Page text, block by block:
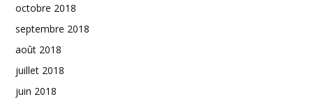
octobre 2018
septembre 2018
août 2018
juillet 2018
juin 2018